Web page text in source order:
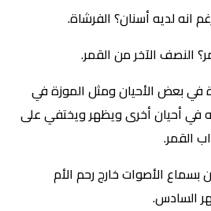
انه لديه أسنان؟ الفرشاة.
النصف الآخر من القمر.
في بعض الأحيان ومثل الموزة في
في أحيان أخرى ويظهر ويختفي على
القمر.
بسماع الأصوات خارج رحم الأم
السادس.